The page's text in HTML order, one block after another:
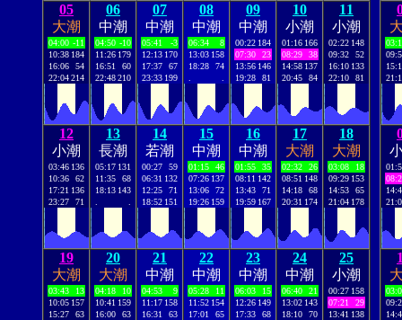
05
大潮
04:00 -11
10:38 184
16:06
54
22:04214
06
中潮
04:50 -10
11:26 179
16:51
60
22:48210
07
中潮
05:41
-3
12:13 170
17:37
67
23:33 199
08
中潮
06:34
8
13:03 158
18:28
74
09
中潮
00:22 184
07:30
23
13:56 146
19:28
81
10
小潮
01:16 166
08:29
38
14:58 137
20:45
84
11
小潮
02:22 148
09:32
52
16:10 133
22:10
81
12
小潮
03:46 136
10:36
62
17:21 136
23:27
71
13
長潮
05:17 131
11:35
68
18:13 143
14
若潮
00:27
59
06:31 132
12:25
71
18:52 151
15
中潮
01:15
46
07:26 137
13:06
72
19:26 159
16
中潮
01:55
35
08:11 142
13:43
71
19:59 167
17
大潮
02:32
26
08:51 148
14:18
68
20:31 174
18
大潮
03:08
18
09:29 153
14:53
65
21:04 178
19
大潮
03:43
13
10:05 157
15:27
63
20
大潮
04:18
10
10:41 159
16:00
63
21
中潮
04:53
9
11:17 158
16:31
63
22
中潮
05:28
11
11:52 154
17:01
65
23
中潮
06:03
15
12:26 149
17:33
68
24
中潮
06:40
21
13:02 143
18:10
70
25
小潮
00:27 158
07:21
29
13:41 138